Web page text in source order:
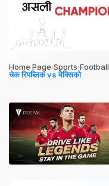
Home Page›Sports›Football
चेक रिपब्लिक vs मेक्सिको